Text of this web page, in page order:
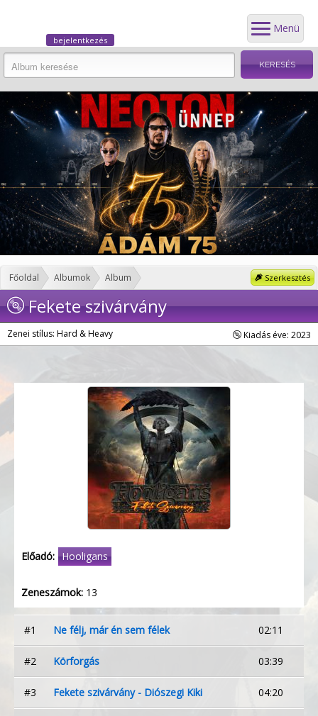
Menü
bejelentkezés
Szerkesztés
Főoldal Albumok Album
Fekete szivárvány
Zenei stílus: Hard & Heavy Kiadás éve: 2023
Előadó: Hooligans
Zeneszámok: 13
#1 Ne félj, már én sem félek 02:11
#2 Körforgás 03:39
#3 Fekete szivárvány - Diószegi Kiki 04:20